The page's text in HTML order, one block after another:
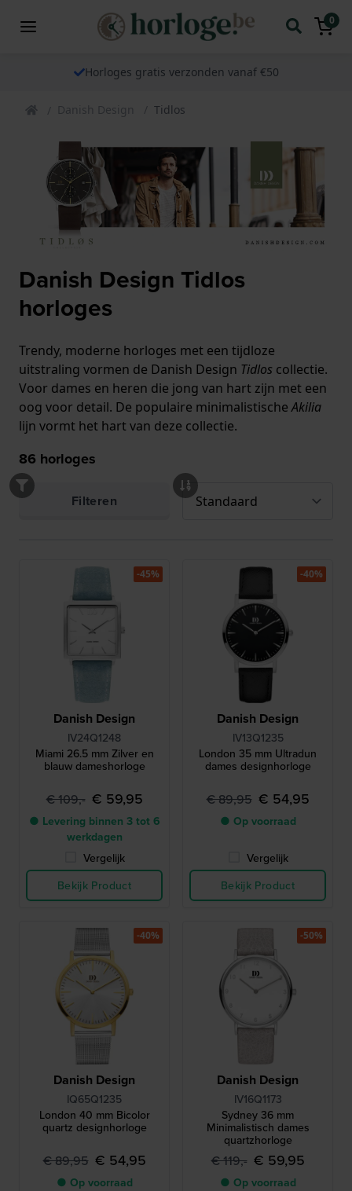
0
Horloges gratis verzonden vanaf €50
Danish Design Tidlos
Danish Design Tidlos
horloges
Trendy, moderne horloges met een tijdloze
uitstraling vormen de Danish Design Tidlos collectie.
Voor dames en heren die jong van hart zijn met een
oog voor detail. De populaire minimalistischeAkilia
lijn vormt het hart van deze collectie.
86 horloges
Filteren
Danish Design
IV24Q1248
Miami 26.5 mm Zilver en
blauw dameshorloge
€ 109,- € 59,95
● Levering binnen 3 tot 6
werkdagen
Vergelijk
Bekijk Product
-45%
Danish Design
IV13Q1235
London 35 mm Ultradun
dames designhorloge
€ 89,95 € 54,95
● Op voorraad
Vergelijk
Bekijk Product
-40%
Danish Design
IQ65Q1235
London 40 mm Bicolor
quartz designhorloge
€ 89,95 € 54,95
● Op voorraad
-40%
Danish Design
IV16Q1173
Sydney 36 mm
Minimalistisch dames
quartzhorloge
€ 119,- € 59,95
● Op voorraad
-50%